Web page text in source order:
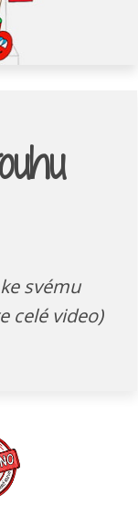
svému
celé video)